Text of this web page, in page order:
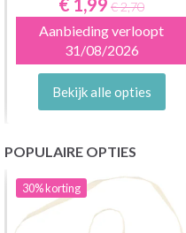
€ 2,70
Aanbieding verloopt
31/08/2026
Bekijk alle opties
POPULAIRE OPTIES
30%korting